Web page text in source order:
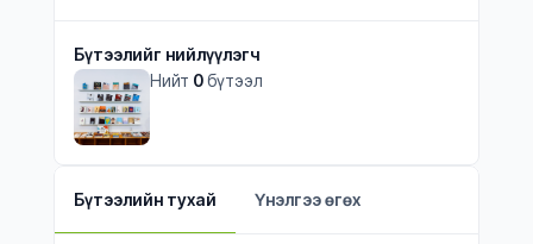
Бүтээлийг нийлүүлэгч
Нийт 0бүтээл
Бүтээлийн тухай Үнэлгээ өгөх